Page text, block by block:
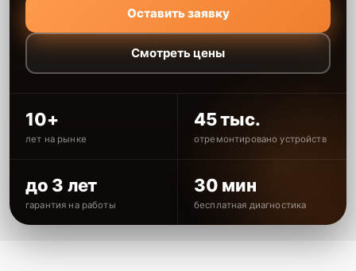
Оставить заявку
Смотреть цены
10+
лет на рынке
45 тыс.
отремонтировано устройств
до 3 лет
гарантия на работы
30 мин
бесплатная диагностика